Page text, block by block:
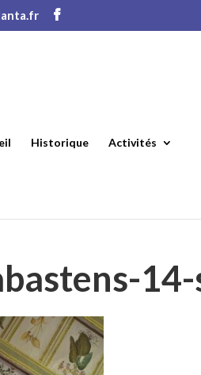
Historique Activités